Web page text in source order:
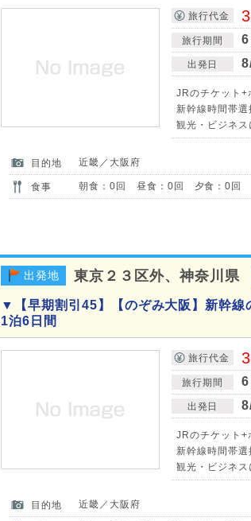
旅行代金
旅行期間 6
出発日
JRのチケット+
新幹線時間帯
観光・ビジネ
目的地 近畿／大阪府
食事 朝食：0回 昼食：0回 夕食：0回
出発地 東京２３区外、神奈川県
▼【早期割引45】【のぞみ大阪】新幹線
1泊6日間
旅行代金
旅行期間 6
出発日
JRのチケット+
新幹線時間帯
観光・ビジネ
目的地 近畿／大阪府